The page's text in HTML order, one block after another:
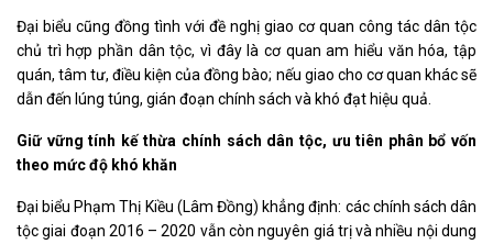
Đại biểu cũng đồng tình với đề nghị giao cơ quan công tác dân tộc
chủ trì hợp phần dân tộc, vì đây là cơ quan am hiểu văn hóa, tập
quán, tâm tư, điều kiện của đồng bào; nếu giao cho cơ quan khác sẽ
dẫn đến lúng túng, gián đoạn chính sách và khó đạt hiệu quả.
Giữ vững tính kế thừa chính sách dân tộc, ưu tiên phân bổ vốn
theo mức độ khó khăn
Đại biểu Phạm Thị Kiều (Lâm Đồng) khẳng định: các chính sách dân
tộc giai đoạn 2016 – 2020 vẫn còn nguyên giá trị và nhiều nội dung